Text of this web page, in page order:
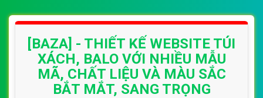
[BAZA] - THIẾT KẾ WEBSITE TÚI
XÁCH, BALO VỚI NHIỀU MẪU
MÃ, CHẤT LIỆU VÀ MÀU SẮC
BẮT MẮT, SANG TRỌNG